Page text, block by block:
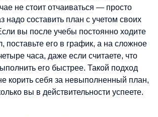
не стоит отчаиваться — просто
надо составить план с учетом своих
вы после учебы постоянно ходите
поставьте его в график, а на сложное
часа, даже если считаете, что
его быстрее. Такой подход
корить себя за невыполненный план,
вы в действительности успеете.